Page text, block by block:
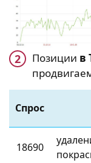
Позиции в
Спрос
18690